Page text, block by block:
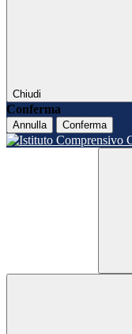
Chiudi
Conferma
Annulla Conferma